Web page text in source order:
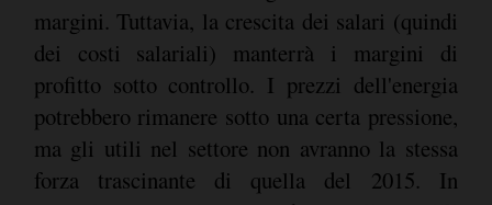
margini. Tuttavia, la crescita dei salari (quindi
dei costi salariali) manterrà i margini di
profitto sotto controllo. I prezzi dell'energia
potrebbero rimanere sotto una certa pressione,
ma gli utili nel settore non avranno la stessa
forza trascinante di quella del 2015. In